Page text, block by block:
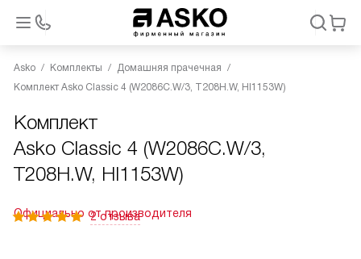
Asko Комплекты
Домашняя прачечная
Комплект Asko Classic 4 (W2086C.W/3, T208H.W, HI1153W)
Комплект
Asko Classic 4 (W2086C.W/3,
T208H.W, HI1153W)
Официально от производителя
2 отзыва